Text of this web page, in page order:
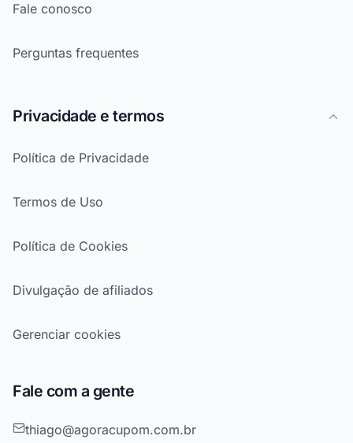
Fale conosco
Perguntas frequentes
Privacidade e termos
Política de Privacidade
Termos de Uso
Política de Cookies
Divulgação de afiliados
Gerenciar cookies
Fale com a gente
thiago@agoracupom.com.br